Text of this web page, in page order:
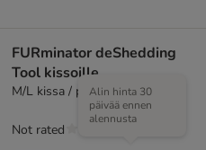
FURminator deShedding
Tool kissoille
M/L kissa / pitkäkarvainen
Alin hinta 30
päivää ennen
alennusta
Not rated